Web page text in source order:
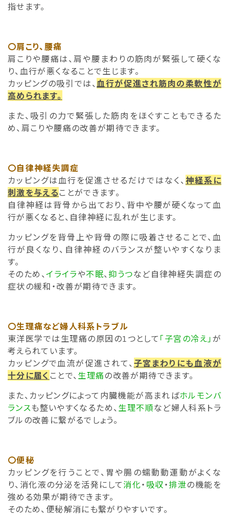
指せます。
〇肩こり、腰痛
肩こりや腰痛は、肩や腰まわりの筋肉が緊張して硬くな
り、血行が悪くなることで生じます。
カッピングの吸引では、 血行が促進され筋肉の柔軟性が
高められます。
また、吸引の力で緊張した筋肉をほぐすこともできるた
め、肩こりや腰痛の改善が期待できます。
〇自律神経失調症
カッピングは血行を促進させるだけではなく、 神経系に
刺激を与えることができます。
自律神経は背骨から出ており、背中や腰が硬くなって血
行が悪くなると、自律神経に乱れが生じます。
カッピングを背骨上や背骨の際に吸着させることで、血
行が良くなり、自律神経のバランスが整いやすくなりま
す。
そのため、イライラや不眠、抑うつなど自律神経失調症の
症状の緩和・改善が期待できます。
〇生理痛など婦人科系トラブル
東洋医学では生理痛の原因の1つとして 「子宮の冷え」が
考えられています。
カッピングで血流が促進されて、 子宮まわりにも血液が
十分に届く ことで、 生理痛の改善が期待できます。
また、カッピングによって内臓機能が高まればホルモンバ
ランスも整いやすくなるため、 生理不順など婦人科系トラ
ブルの改善に繋がるでしょう。
〇便秘
カッピングを行うことで、胃や腸の蠕動動運動がよくな
り、消化液の分泌を活発にして消化・ 吸収・排泄の機能を
強める効果が期待できます。
そのため、便秘解消にも繋がりやすいです。